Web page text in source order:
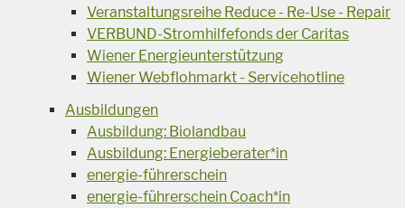
Veranstaltungsreihe Reduce - Re-Use - Repair
VERBUND-Stromhilfefonds der Caritas
Wiener Energieunterstützung
Wiener Webflohmarkt - Servicehotline
Ausbildungen
Ausbildung: Biolandbau
Ausbildung: Energieberater*in
energie-führerschein
energie-führerschein Coach*in